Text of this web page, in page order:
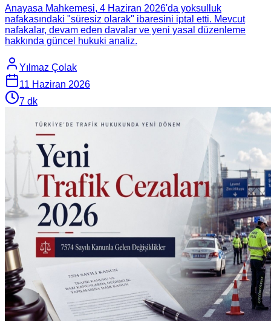
Anayasa Mahkemesi, 4 Haziran 2026'da yoksulluk
nafakasındaki "süresiz olarak" ibaresini iptal etti. Mevcut
nafakalar, devam eden davalar ve yeni yasal düzenleme
hakkında güncel hukuki analiz.
Yılmaz Çolak
11 Haziran 2026
7 dk